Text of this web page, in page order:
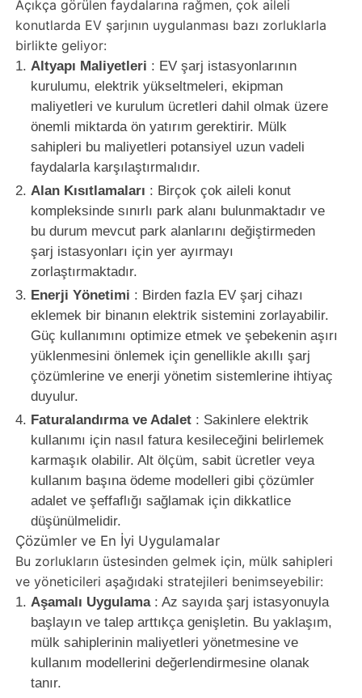
Açıkça görülen faydalarına rağmen, çok aileli
konutlarda EV şarjının uygulanması bazı zorluklarla
birlikte geliyor:
Altyapı Maliyetleri : EV şarj istasyonlarının
kurulumu, elektrik yükseltmeleri, ekipman
maliyetleri ve kurulum ücretleri dahil olmak üzere
önemli miktarda ön yatırım gerektirir. Mülk
sahipleri bu maliyetleri potansiyel uzun vadeli
faydalarla karşılaştırmalıdır.
Alan Kısıtlamaları : Birçok çok aileli konut
kompleksinde sınırlı park alanı bulunmaktadır ve
bu durum mevcut park alanlarını değiştirmeden
şarj istasyonları için yer ayırmayı
zorlaştırmaktadır.
Enerji Yönetimi : Birden fazla EV şarj cihazı
eklemek bir binanın elektrik sistemini zorlayabilir.
Güç kullanımını optimize etmek ve şebekenin aşırı
yüklenmesini önlemek için genellikle akıllı şarj
çözümlerine ve enerji yönetim sistemlerine ihtiyaç
duyulur.
Faturalandırma ve Adalet: Sakinlere elektrik
kullanımı için nasıl fatura kesileceğini belirlemek
karmaşık olabilir. Alt ölçüm, sabit ücretler veya
kullanım başına ödeme modelleri gibi çözümler
adalet ve şeffaflığı sağlamak için dikkatlice
düşünülmelidir.
Çözümler ve En İyi Uygulamalar
Bu zorlukların üstesinden gelmek için, mülk sahipleri
ve yöneticileri aşağıdaki stratejileri benimseyebilir:
Aşamalı Uygulama: Az sayıda şarj istasyonuyla
başlayın ve talep arttıkça genişletin. Bu yaklaşım,
mülk sahiplerinin maliyetleri yönetmesine ve
kullanım modellerini değerlendirmesine olanak
tanır.